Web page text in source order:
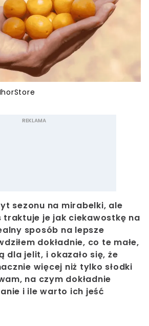
sezonu na mirabelki, ale
traktuje je jak ciekawostkę na
sposób na lepsze
dokładnie, co te małe,
dla jelit, i okazało się, że
więcej niż tylko słodki
na czym dokładnie
i ile warto ich jeść